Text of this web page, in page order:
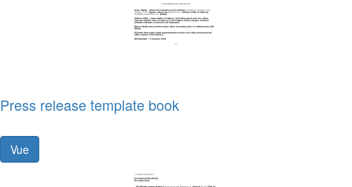
Press release template book
Vue